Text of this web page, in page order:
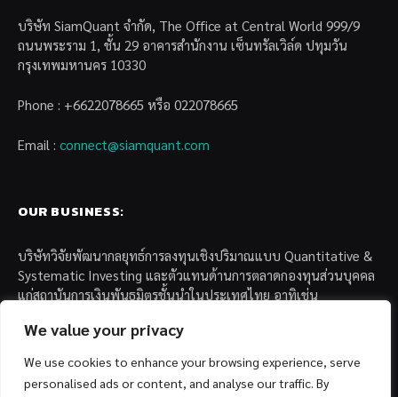
We value your privacy
We use cookies to enhance your browsing experience, serve
personalised ads or content, and analyse our traffic. By
บริษัท SiamQuant จำกัด, The Office at Central World 999/9
ถนนพระราม 1, ชั้น 29 อาคารสำนักงาน เซ็นทรัลเวิล์ด ปทุมวัน
กรุงเทพมหานคร 10330
Phone : +6622078665 หรือ 022078665
Email : connect@siamquant.com
OUR BUSINESS:
บริษัทวิจัยพัฒนากลยุทธ์การลงทุนเชิงปริมาณแบบ Quantitative &
Systematic Investing และตัวแทนด้านการตลาดกองทุนส่วนบุคคล
แก่สถาบันการเงินพันธมิตรชั้นนำในประเทศไทย อาทิเช่น
– บล. กรุงไทย เอ็กซ์สปริง จำกัด
– บล. ฟิลลิป (ประเทศไทย) จำกัด (มหาชน)